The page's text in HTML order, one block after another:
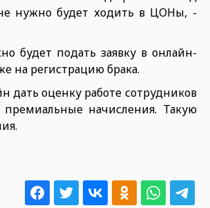
нужно будет ходить в ЦОНы, -
будет подать заявку в онлайн-
на регистрацию брака.
дать оценку работе сотрудников
начисления. Такую